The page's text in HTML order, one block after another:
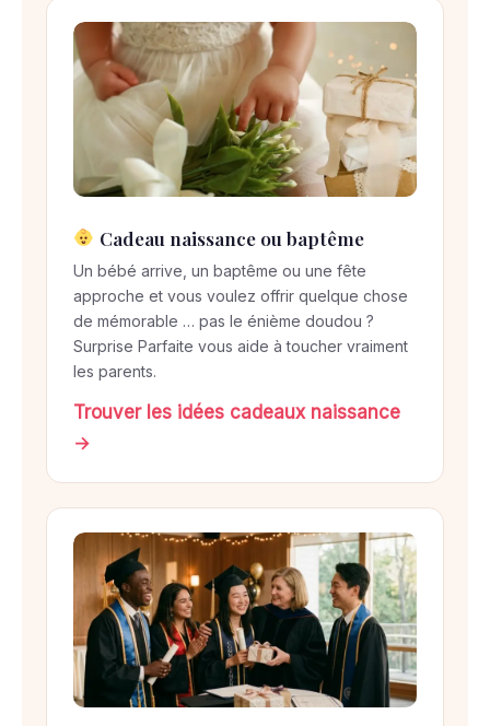
Cadeau naissance ou baptême
Un bébé arrive, un baptême ou une fête
approche et vous voulez offrir quelque chose
de mémorable … pas le énième doudou ?
Surprise Parfaite vous aide à toucher vraiment
les parents.
Trouver les idées cadeaux naissance
→